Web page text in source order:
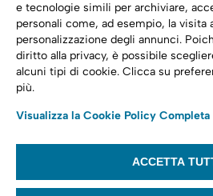
Trasformazione digitale
Energia
Telecomunicazioni
Automotive
© 2022,Tinexta Infocert S.p.A.– P.IVA
e tecnologie simili per archiviare,
personali come, ad esempio, la visita
personalizzazione degli annunci.
diritto alla privacy, è possibile
alcuni tipi di cookie. Clicca su
più.
Visualizza la Cookie Policy Completa
ACCETTA